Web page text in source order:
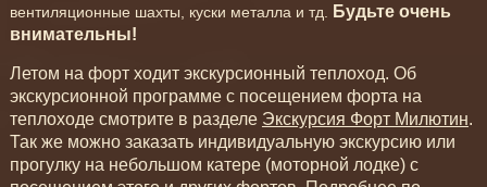
вентиляционные шахты, куски металла и тд.
Будьте очень
внимательны!
Летом на форт ходит экскурсионный теплоход. Об
экскурсионной программе с посещением форта на
теплоходе смотрите в разделе Экскурсия Форт Милютин.
Так же можно заказать индивидуальную экскурсию или
прогулку на небольшом катере (моторной лодке) с